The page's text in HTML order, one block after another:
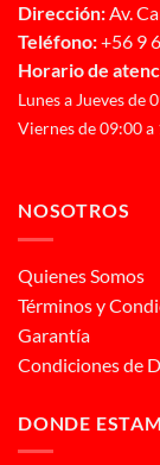
Dirección:Av.
Teléfono:+56 9
Horario de
Lunes a Jueves de
Viernes de 09:00 a
NOSOTROS
Quienes Somos
Términos y
Garantía
Condiciones de
DONDE